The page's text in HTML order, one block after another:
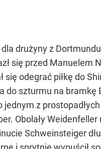
drużyny z
się przed
się odegrać piłkę do
do szturmu na
z
Obolały
Schweinsteiger